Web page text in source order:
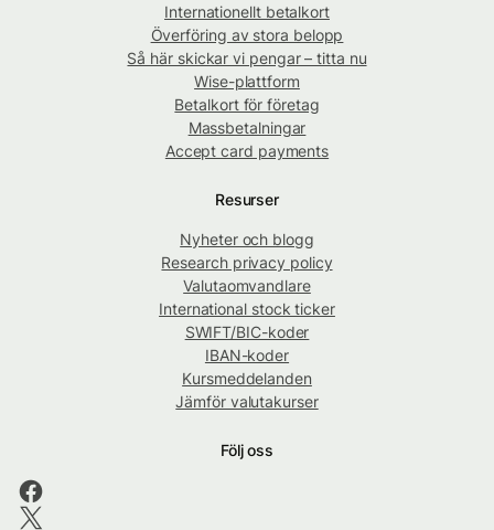
Internationellt betalkort
Överföring av stora belopp
Så här skickar vi pengar – titta nu
Wise-plattform
Betalkort för företag
Massbetalningar
Accept card payments
Resurser
Nyheter och blogg
Research privacy policy
Valutaomvandlare
International stock ticker
SWIFT/BIC-koder
IBAN-koder
Kursmeddelanden
Jämför valutakurser
Följ oss